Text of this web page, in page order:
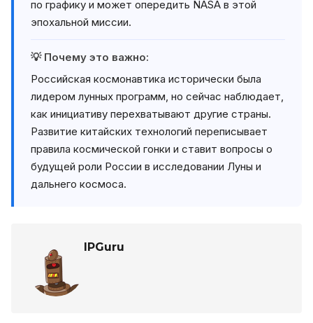
по графику и может опередить NASA в этой
эпохальной миссии.
💡 Почему это важно:
Российская космонавтика исторически была
лидером лунных программ, но сейчас наблюдает,
как инициативу перехватывают другие страны.
Развитие китайских технологий переписывает
правила космической гонки и ставит вопросы о
будущей роли России в исследовании Луны и
дальнего космоса.
IPGuru